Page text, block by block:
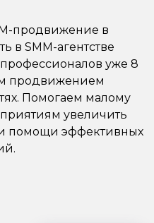
продвижение в
в SMM-агентстве
уже 8
продвижением
Помогаем малому
увеличить
помощи эффективных